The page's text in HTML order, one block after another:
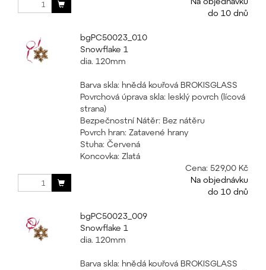
do 10 dnů
bgPC50023_010
Snowflake 1
dia. 120mm
Barva skla: hnědá kouřová BROKISGLASS
Povrchová úprava skla: lesklý povrch (lícová
strana)
Bezpečnostní Nátěr: Bez nátěru
Povrch hran: Zatavené hrany
Stuha: Červená
Koncovka: Zlatá
Cena: 529,00 Kč
Na objednávku
do 10 dnů
bgPC50023_009
Snowflake 1
dia. 120mm
Barva skla: hnědá kouřová BROKISGLASS